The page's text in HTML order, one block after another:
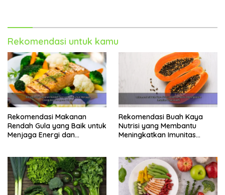
Rekomendasi untuk kamu
Rekomendasi Makanan
Rendah Gula yang Baik untuk
Menjaga Energi dan
Rekomendasi Buah Kaya
Nutrisi yang Membantu
Meningkatkan Imunitas